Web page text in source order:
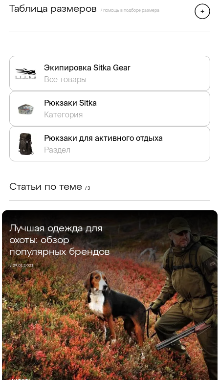
Таблица размеров / помощь в подборе размера
Экипировка Sitka Gear
Все товары
Рюкзаки Sitka
Категория
Рюкзаки для активного отдыха
Раздел
Статьи по теме / 3
Лучшая одежда для
охоты: обзор
популярных брендов
/ 27.01.2021